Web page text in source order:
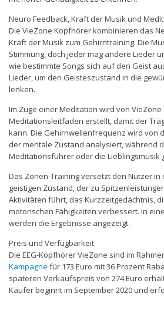
Neuro Feedback, Kraft der Musik und
Die VieZone Kopfhörer kombinieren das
Kraft der Musik zum Gehirntraining. Die
Stimmung, doch jeder mag andere Lieder
wie bestimmte Songs sich auf den Geist
Lieder, um den Geisteszustand in die
lenken.
Im Zuge einer Meditation wird von
Meditationsleitfaden erstellt, damit der
kann. Die Gehirnwellenfrequenz wird von
der mentale Zustand analysiert, während
Meditationsführer oder die Lieblingsmusik
Das Zonen-Training versetzt den Nutzer
geistigen Zustand, der zu
Aktivitäten führt, das Kurzzeitgedächtnis,
motorischen Fähigkeiten verbessert. In
werden die Ergebnisse angezeigt.
Preis und Verfügbarkeit
Die EEG-Kopfhörer VieZone sind im
Kampagne für 173 Euro mit 36 Prozent
späteren Verkaufspreis von 274 Euro
Käufer beginnt im September 2020 und